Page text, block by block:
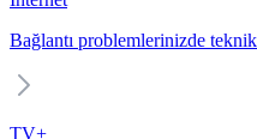
Bağlantı problemlerinizde
TV+